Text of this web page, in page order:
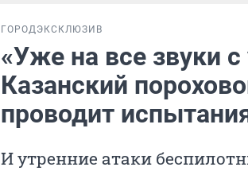
ГОРОДЭКСКЛЮЗИВ
«Уже на все звуки
Казанский
проводит
И утренние атаки